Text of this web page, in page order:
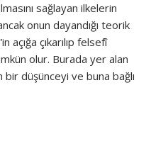
sağlayan ilkelerin
onun dayandığı teorik
açığa çıkarılıp felsefî
olur. Burada yer alan
bir düşünceyi ve buna bağlı